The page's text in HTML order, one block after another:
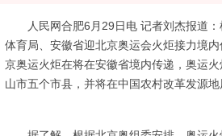
人民网合肥6月29日电 记者刘杰报道：
体育局、安徽省迎北京奥运会火炬接力境
京奥运火炬在将在安徽省境内传递，奥运
山市五个市县，并将在中国农村改革发源地